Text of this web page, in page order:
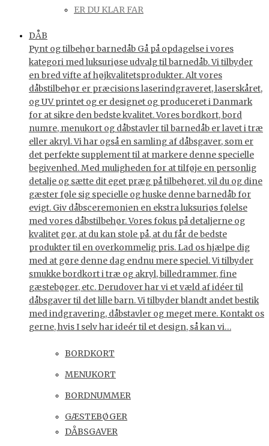
ER DU KLAR FAR
DÅB
Pynt og tilbehør barnedåb Gå på opdagelse i vores
kategori med luksuriøse udvalg til barnedåb. Vi tilbyder
en bred vifte af højkvalitetsprodukter. Alt vores
dåbstilbehør er præcisions laserindgraveret, laserskåret,
og UV printet og er designet og produceret i Danmark
for at sikre den bedste kvalitet. Vores bordkort, bord
numre, menukort og dåbstavler til barnedåb er lavet i træ
eller akryl. Vi har også en samling af dåbsgaver, som er
det perfekte supplement til at markere denne specielle
begivenhed. Med muligheden for at tilføje en personlig
detalje og sætte dit eget præg på tilbehøret, vil du og dine
gæster føle sig specielle og huske denne barnedåb for
evigt. Giv dåbsceremonien en ekstra luksuriøs følelse
med vores dåbstilbehør. Vores fokus på detaljerne og
kvalitet gør, at du kan stole på, at du får de bedste
produkter til en overkommelig pris. Lad os hjælpe dig
med at gøre denne dag endnu mere speciel. Vi tilbyder
smukke bordkort i træ og akryl, billedrammer, fine
gæstebøger, etc. Derudover har vi et væld af idéer til
dåbsgaver til det lille barn. Vi tilbyder blandt andet bestik
med indgravering, dåbstavler og meget mere. Kontakt os
gerne, hvis I selv har ideér til et design, så kan vi…
BORDKORT
MENUKORT
BORDNUMMER
GÆSTEBØGER
DÅBSGAVER